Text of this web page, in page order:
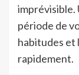
imprévisible.
période de
habitudes et
rapidement.